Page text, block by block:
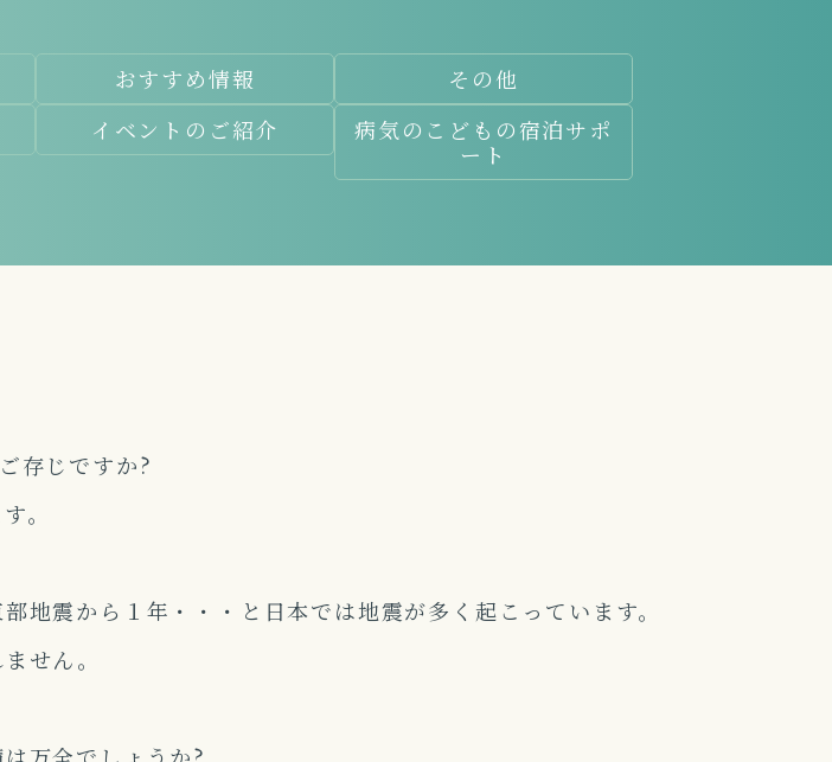
おすすめ情報
その他
イベントのご紹介
病気のこどもの宿泊サポ
ート
存じですか?
。
地震から１年・・・と日本では地震が多く起こっています。
せん。